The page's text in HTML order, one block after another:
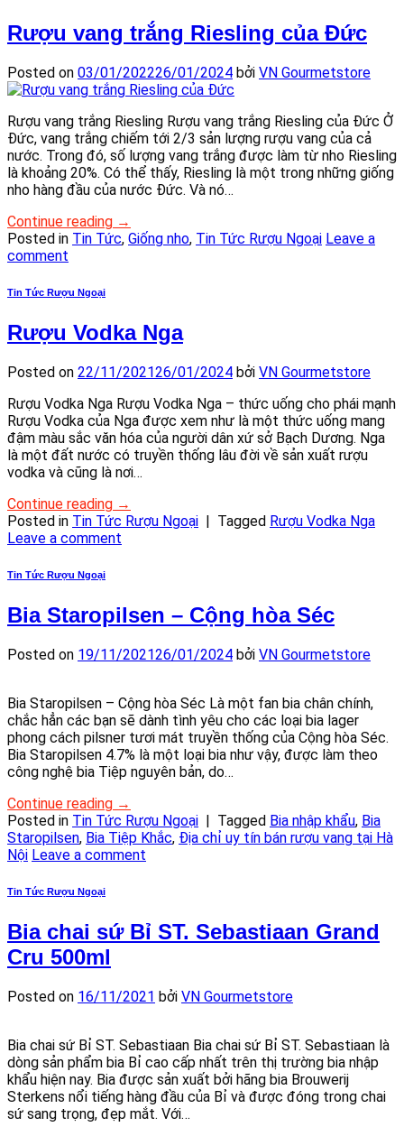
Rượu vang trắng Riesling của Đức
Posted on 03/01/202226/01/2024 bởi VN Gourmetstore
Rượu vang trắng Riesling Rượu vang trắng Riesling của Đức Ở
Đức, vang trắng chiếm tới 2/3 sản lượng rượu vang của cả
nước. Trong đó, số lượng vang trắng được làm từ nho Riesling
là khoảng 20%. Có thể thấy, Riesling là một trong những giống
nho hàng đầu của nước Đức. Và nó…
Continue reading →
Posted in Tin Tức, Giống nho, Tin Tức Rượu Ngoại Leave a
comment
Tin Tức Rượu Ngoại
Rượu Vodka Nga
Posted on 22/11/202126/01/2024 bởi VN Gourmetstore
Rượu Vodka Nga Rượu Vodka Nga – thức uống cho phái mạnh
Rượu Vodka của Nga được xem như là một thức uống mang
đậm màu sắc văn hóa của người dân xứ sở Bạch Dương. Nga
là một đất nước có truyền thống lâu đời về sản xuất rượu
vodka và cũng là nơi…
Continue reading →
Posted in Tin Tức Rượu Ngoại | Tagged Rượu Vodka Nga
Leave a comment
Tin Tức Rượu Ngoại
Bia Staropilsen – Cộng hòa Séc
Posted on 19/11/202126/01/2024 bởi VN Gourmetstore
Bia Staropilsen – Cộng hòa Séc Là một fan bia chân chính,
chắc hẳn các bạn sẽ dành tình yêu cho các loại bia lager
phong cách pilsner tươi mát truyền thống của Cộng hòa Séc.
Bia Staropilsen 4.7% là một loại bia như vậy, được làm theo
công nghệ bia Tiệp nguyên bản, do…
Continue reading →
Posted in Tin Tức Rượu Ngoại | Tagged Bia nhập khẩu, Bia
Staropilsen, Bia Tiệp Khắc, Địa chỉ uy tín bán rượu vang tại Hà
Nội Leave a comment
Tin Tức Rượu Ngoại
Bia chai sứ Bỉ ST. Sebastiaan Grand
Cru 500ml
Posted on 16/11/2021 bởi VN Gourmetstore
Bia chai sứ Bỉ ST. Sebastiaan Bia chai sứ Bỉ ST. Sebastiaan là
dòng sản phẩm bia Bỉ cao cấp nhất trên thị trường bia nhập
khẩu hiện nay. Bia được sản xuất bởi hãng bia Brouwerij
Sterkens nổi tiếng hàng đầu của Bỉ và được đóng trong chai
sứ sang trọng, đẹp mắt. Với…